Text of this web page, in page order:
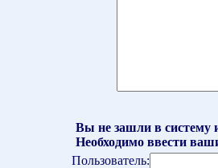
Вы не зашли в систему
Необходимо ввести
Пользователь: